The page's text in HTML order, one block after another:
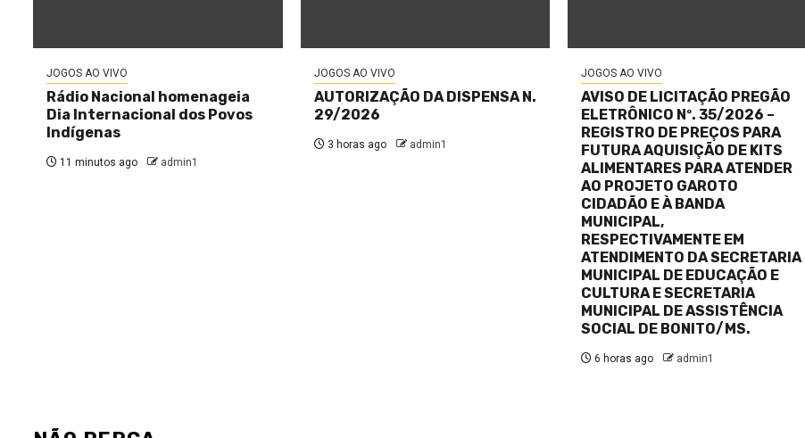
JOGOS AO VIVO
Rádio Nacional homenageia
Dia Internacional dos Povos
Indígenas
11 minutos ago admin1
JOGOS AO VIVO
AUTORIZAÇÃO DA DISPENSA N.
29/2026
3 horas ago admin1
JOGOS AO VIVO
AVISO DE LICITAÇÃO PREGÃO
ELETRÔNICO Nº. 35/2026 –
REGISTRO DE PREÇOS PARA
FUTURA AQUISIÇÃO DE KITS
ALIMENTARES PARA ATENDER
AO PROJETO GAROTO
CIDADÃO E À BANDA
MUNICIPAL,
RESPECTIVAMENTE EM
ATENDIMENTO DA SECRETARIA
MUNICIPAL DE EDUCAÇÃO E
CULTURA E SECRETARIA
MUNICIPAL DE ASSISTÊNCIA
SOCIAL DE BONITO/MS.
6 horas ago admin1